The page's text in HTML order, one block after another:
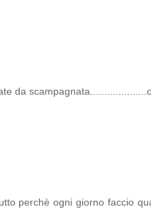
da
perchè ogni giorno faccio